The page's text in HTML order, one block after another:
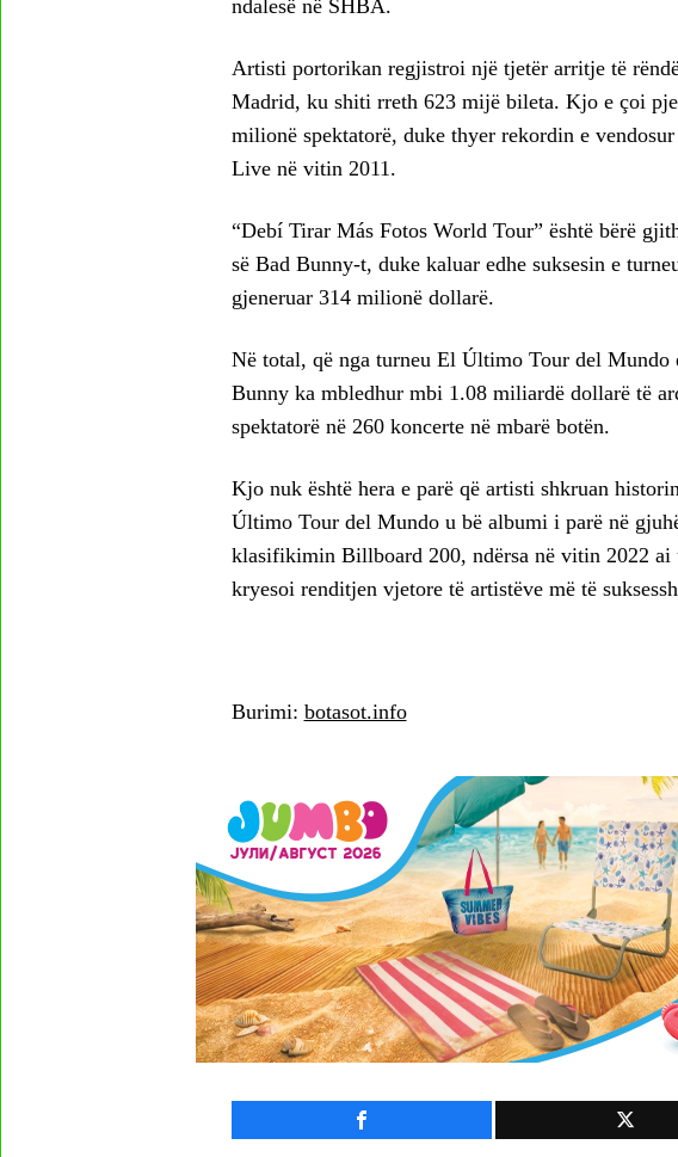
ndalesë në SHBA.
Artisti portorikan regjistroi një tjetër arritje të
Madrid, ku shiti rreth 623 mijë bileta. Kjo e çoi
milionë spektatorë, duke thyer rekordin e
Live në vitin 2011.
“Debí Tirar Más Fotos World Tour” është bërë
së Bad Bunny-t, duke kaluar edhe suksesin e
gjeneruar 314 milionë dollarë.
Në total, që nga turneu El Último Tour del Mundo
Bunny ka mbledhur mbi 1.08 miliardë dollarë të
spektatorë në 260 koncerte në mbarë botën.
Kjo nuk është hera e parë që artisti shkruan
Último Tour del Mundo u bë albumi i parë në
klasifikimin Billboard 200, ndërsa në vitin 2022 ai
kryesoi renditjen vjetore të artistëve më të
Burimi: botasot.info